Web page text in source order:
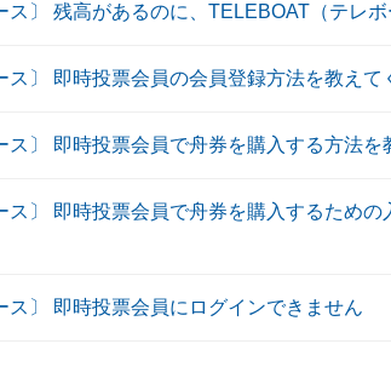
ス〕 残高があるのに、TELEBOAT（テレ
ス〕 即時投票会員の会員登録方法を教えて
ス〕 即時投票会員で舟券を購入する方法を
ス〕 即時投票会員で舟券を購入するため
ス〕 即時投票会員にログインできません